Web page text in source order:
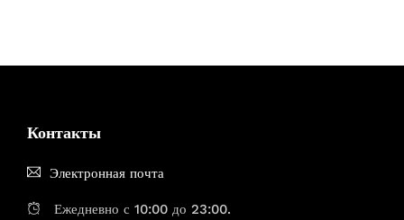
Контакты
Электронная почта
Ежедневно с 10:00 до 23:00.